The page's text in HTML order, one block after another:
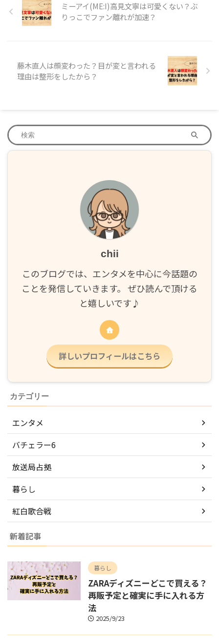
ミーアイ(ME:I)高見文寧は可愛くない？ぶ
りっこでファン離れが加速？
藤木直人は顔変わった？目が変と言われる
理由は整形をしたから？
chii
このブログでは、エンタメを中心に今話題の
ことを発信していきます。 ぜひ読んで頂ける
と嬉しいです♪
詳しいプロフィールはこちら
カテゴリー
エンタメ
バチェラー6
放送局占拠
暮らし
紅白歌合戦
新着記事
暮らし
ZARAディズニーどこで買える？
再販予定と確実に手に入れる方
法
2025/9/23